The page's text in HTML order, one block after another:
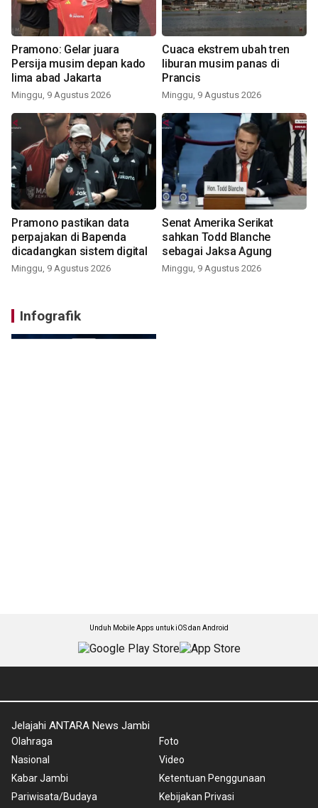
Pramono: Gelar juara
Persija musim depan kado
lima abad Jakarta
Minggu, 9 Agustus 2026
Cuaca ekstrem ubah tren
liburan musim panas di
Prancis
Minggu, 9 Agustus 2026
Pramono pastikan data
perpajakan di Bapenda
dicadangkan sistem digital
Minggu, 9 Agustus 2026
Senat Amerika Serikat
sahkan Todd Blanche
sebagai Jaksa Agung
Minggu, 9 Agustus 2026
Infografik
Unduh Mobile Apps untuk iOS dan Android
Jelajahi ANTARA News Jambi
Olahraga
Nasional
Kabar Jambi
Pariwisata/Budaya
Foto
Video
Ketentuan Penggunaan
Kebijakan Privasi